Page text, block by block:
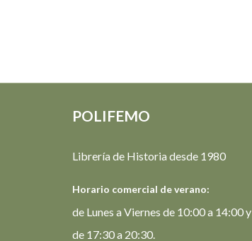
POLIFEMO
Librería de Historia desde 1980
Horario comercial de verano:
de Lunes a Viernes de 10:00 a 14:00 y
de 17:30 a 20:30.